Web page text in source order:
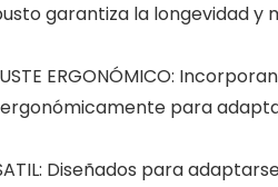
garantiza la longevidad
AJUSTE ERGONÓMICO:
para
Diseñados para